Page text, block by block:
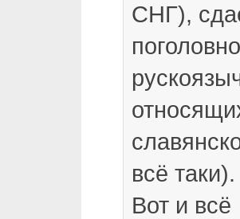
СНГ),
всё таки).
Вот и всё